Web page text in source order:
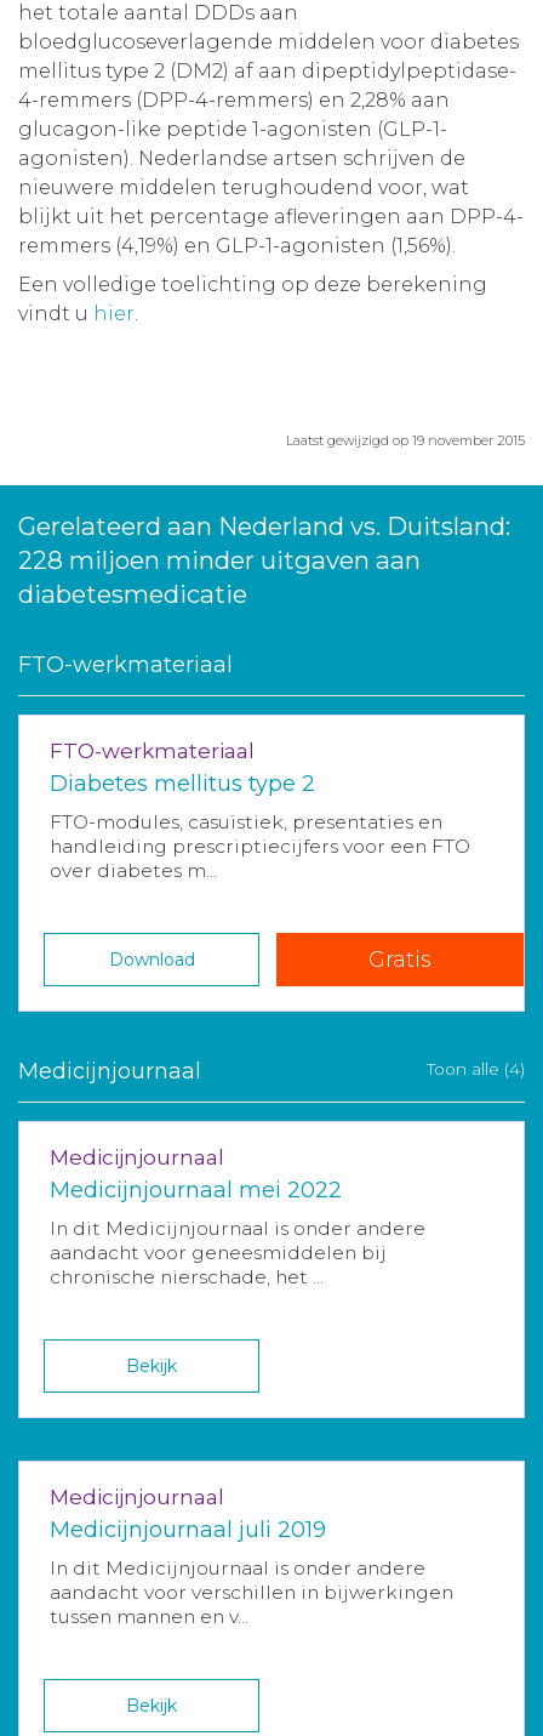
het totale aantal DDDs aan
bloedglucoseverlagende middelen voor diabetes
mellitus type 2 (DM2) af aan dipeptidylpeptidase-
4-remmers (DPP-4-remmers) en 2,28% aan
glucagon-like peptide 1-agonisten (GLP-1-
agonisten). Nederlandse artsen schrijven de
nieuwere middelen terughoudend voor, wat
blijkt uit het percentage afleveringen aan DPP-4-
remmers (4,19%) en GLP-1-agonisten (1,56%).
Een volledige toelichting op deze berekening
vindt u hier.
Laatst gewijzigd op 19 november 2015
Gerelateerd aan Nederland vs. Duitsland:
228 miljoen minder uitgaven aan
diabetesmedicatie
FTO-werkmateriaal
FTO-werkmateriaal
Diabetes mellitus type 2
FTO-modules, casuïstiek, presentaties en
handleiding prescriptiecijfers voor een FTO
over diabetes m...
Download Gratis
Medicijnjournaal Toon alle (4)
Medicijnjournaal
Medicijnjournaal mei 2022
In dit Medicijnjournaal is onder andere
aandacht voor geneesmiddelen bij
chronische nierschade, het ...
Bekijk
Medicijnjournaal
Medicijnjournaal juli 2019
In dit Medicijnjournaal is onder andere
aandacht voor verschillen in bijwerkingen
tussen mannen en v...
Bekijk